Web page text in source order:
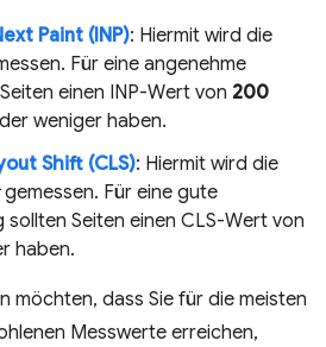
Paint (INP): Hiermit wird die
Für eine angenehme
einen INP-Wert von 200
weniger haben.
Shift (CLS): Hiermit wird die
gemessen. Für eine gute
Seiten einen CLS-Wert von
haben.
möchten, dass Sie für die meisten
Messwerte erreichen,